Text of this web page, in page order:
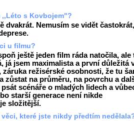
s Kovbojem"?
dvakrát. Nemusím se vidět častokrát,
u filmu?
ještě jeden film ráda natočila, ale
já jsem maximalista a první důležitá
režisérské osobnosti, že tu
zůstat na průměru, na povrchu a
scénáře o mladých lidech a
starší generace není nikde
složitější.
které jste nikdy předtím